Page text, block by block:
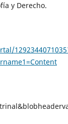
y Derecho.